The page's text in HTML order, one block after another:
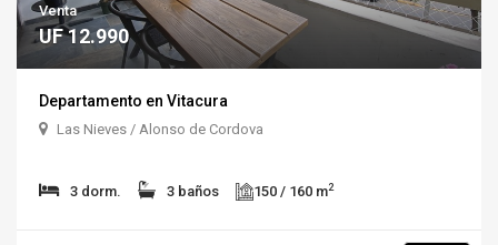
Venta
UF 12.990
Departamento en Vitacura
Las Nieves / Alonso de Cordova
3 dorm. 3 baños 150 / 160 m2